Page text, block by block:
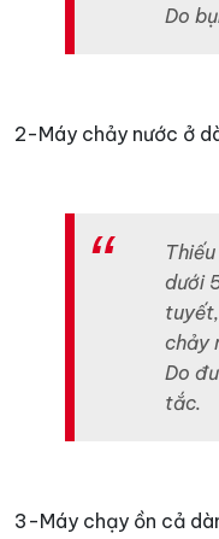
Do
2-Máy chảy nước ở
dưới
chảy
Do
tắc.
3-Máy chạy ồn cả